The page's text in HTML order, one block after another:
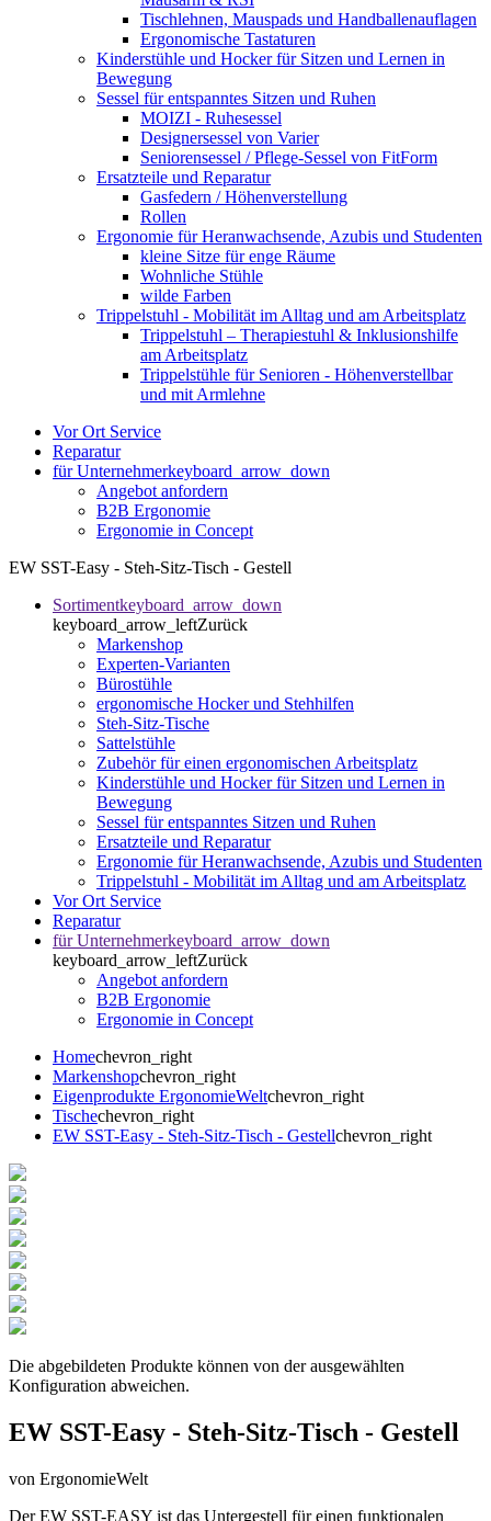
Tischlehnen, Mauspads und Handballenauflagen
Ergonomische Tastaturen
Kinderstühle und Hocker für Sitzen und Lernen in
Bewegung
Sessel für entspanntes Sitzen und Ruhen
MOIZI - Ruhesessel
Designersessel von Varier
Seniorensessel / Pflege-Sessel von FitForm
Ersatzteile und Reparatur
Gasfedern / Höhenverstellung
Rollen
Ergonomie für Heranwachsende, Azubis und Studenten
kleine Sitze für enge Räume
Wohnliche Stühle
wilde Farben
Trippelstuhl - Mobilität im Alltag und am Arbeitsplatz
Trippelstuhl – Therapiestuhl & Inklusionshilfe
am Arbeitsplatz
Trippelstühle für Senioren - Höhenverstellbar
und mit Armlehne
Vor Ort Service
Reparatur
für Unternehmerkeyboard_arrow_down
Angebot anfordern
B2B Ergonomie
Ergonomie in Concept
EW SST-Easy - Steh-Sitz-Tisch - Gestell
Sortimentkeyboard_arrow_down
keyboard_arrow_leftZurück
Markenshop
Experten-Varianten
Bürostühle
ergonomische Hocker und Stehhilfen
Steh-Sitz-Tische
Sattelstühle
Zubehör für einen ergonomischen Arbeitsplatz
Kinderstühle und Hocker für Sitzen und Lernen in
Bewegung
Sessel für entspanntes Sitzen und Ruhen
Ersatzteile und Reparatur
Ergonomie für Heranwachsende, Azubis und Studenten
Trippelstuhl - Mobilität im Alltag und am Arbeitsplatz
Vor Ort Service
Reparatur
für Unternehmerkeyboard_arrow_down
keyboard_arrow_leftZurück
Angebot anfordern
B2B Ergonomie
Ergonomie in Concept
Homechevron_right
Markenshopchevron_right
Eigenprodukte ErgonomieWeltchevron_right
Tischechevron_right
EW SST-Easy - Steh-Sitz-Tisch - Gestellchevron_right
Die abgebildeten Produkte können von der ausgewählten
Konfiguration abweichen.
EW SST-Easy - Steh-Sitz-Tisch - Gestell
von ErgonomieWelt
Der EW SST-EASY ist das Untergestell für einen funktionalen